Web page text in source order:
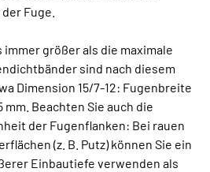
Fuge.
immer größer als die maximale
sind nach diesem
Dimension 15/7-12: Fugenbreite
mm. Beachten Sie auch die
der Fugenflanken: Bei rauen
(z. B. Putz) können Sie ein
Einbautiefe verwenden als